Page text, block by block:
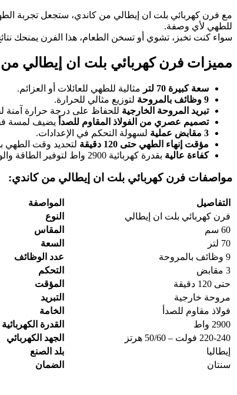
للطهي لأي وصفة.
سواء كنت تخبز، تشوي أو تسخن الطعام، هذا الفرن يمنحك
مميزات فرن كهربائي بلت ان​ إيطالي
سعة كبيرة 70 لتر
مثالية للطهي للعائلات أو العزائم.
9 وظائف بالمروحة لتوزيع مثالي للحرارة.
تبريد المروحة الخارجية للحفاظ على درجة حرارة آمنة
تصميم عصري من الفولاذ المقاوم للصدأ يضيف لمسة
3 مقابض عملية لسهولة التحكم في الإعدادات.
مؤقت إنهاء الطهي حتى 120 دقيقة
لتحديد وقت الطهي
كفاءة عالية بقدرة كهربائية 2900 واط لتوفير الطاقة والوقت.
مواصفات فرن كهربائي بلت ان​ إيطالي من كاندي:
التفاصيل
المواصفة
فرن كهربائي بلت ان إيطالي
النوع
60 سم
المقاس
70 لتر
السعة
9 وظائف بالمروحة
عدد الوظائف
3 مقابض
التحكم
حتى 120 دقيقة
المؤقت
مروحة خارجية
التبريد
فولاذ مقاوم للصدأ
الخامة
2900 واط
القدرة الكهربائية
220-240 فولت – 50/60 هرتز
الجهد الكهربائي
إيطاليا
بلد الصنع
سنتان
الضمان